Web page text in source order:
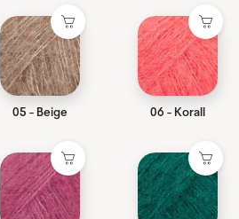
05 - Beige 06 - Korall